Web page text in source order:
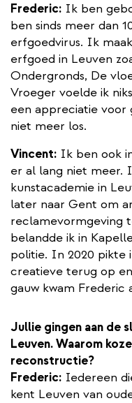
Frederic: Ik ben
ben sinds meer dan
erfgoedvirus. Ik
erfgoed in Leuven
Ondergronds, De
Vroeger voelde ik
een appreciatie
niet meer los.
Vincent: Ik ben ook
er al lang niet meer.
kunstacademie in
later naar Gent om
reclamevormgeving
belandde ik in
politie. In 2020 pikte
creatieve terug op
gauw kwam Frederic
Jullie gingen aan de
Leuven. Waarom
reconstructie?
Frederic: Iedereen
kent Leuven van